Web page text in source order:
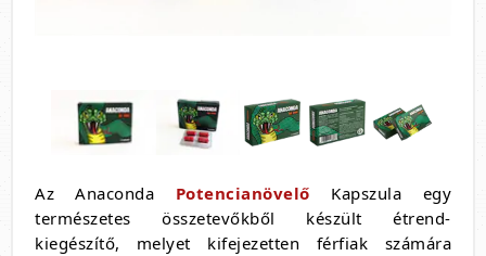
Az Anaconda Potencianövelő Kapszula egy
természetes összetevőkből készült étrend-
kiegészítő, melyet kifejezetten férfiak számára